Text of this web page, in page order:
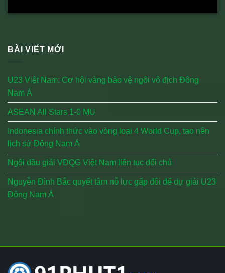
BÀI VIẾT MỚI
U23 Việt Nam: Cơ hội vàng bảo vệ ngôi vô địch Đông
Nam Á
ASEAN All Stars 1-0 MU
Indonesia chính thức vào vòng loại 4 World Cup, tạo nên
lịch sử Đông Nam Á
Ngôi đầu giải VĐQG Việt Nam liên tục đổi chủ
Nguyễn Đình Bắc quyết tâm nỗ lực gấp đôi để dự giải U23
Đông Nam Á